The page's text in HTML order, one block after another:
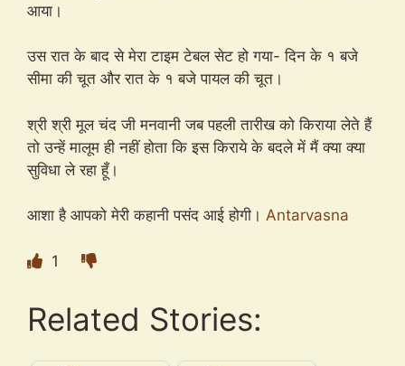
आया।
उस रात के बाद से मेरा टाइम टेबल सेट हो गया- दिन के १ बजे
सीमा की चूत और रात के १ बजे पायल की चूत।
श्री श्री मूल चंद जी मनवानी जब पहली तारीख को किराया लेते हैं
तो उन्हें मालूम ही नहीं होता कि इस किराये के बदले में मैं क्या क्या
सुविधा ले रहा हूँ।
आशा है आपको मेरी कहानी पसंद आई होगी। Antarvasna
1
Related Stories: